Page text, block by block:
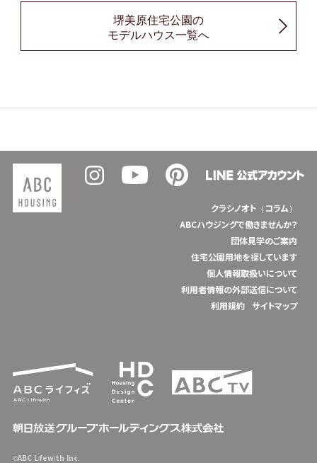
堺美原住宅公園の
モデルハウス一覧へ
クラシノオト（コラム）
ABCハウジングで働きませんか？
団体見学のご案内
住宅公園用地を探しています
個人情報取扱いについて
利用者情報の外部送信について
利用規約
サイトマップ
©ABC Lifewith Inc.